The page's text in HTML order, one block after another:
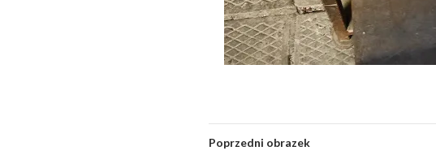
Poprzedni obrazek